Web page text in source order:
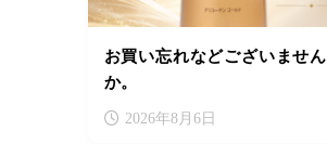
お買い忘れなどございません
か。
2026年8月6日